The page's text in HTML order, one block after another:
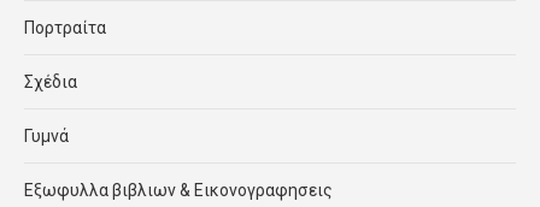
Πορτραίτα
Σχέδια
Γυμνά
Εξωφυλλα βιβλιων & Εικονογραφησεις